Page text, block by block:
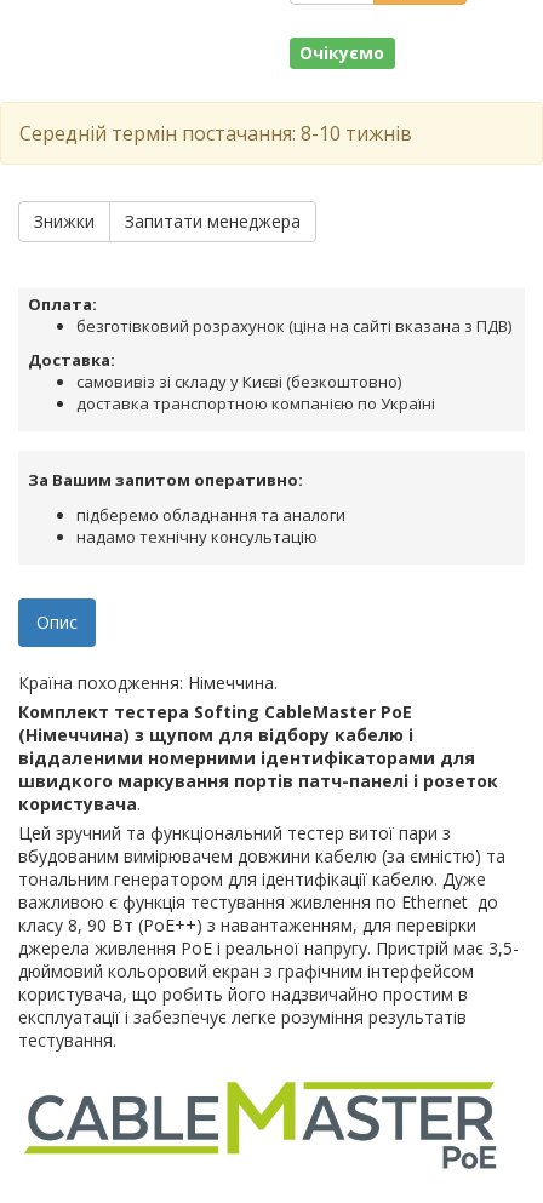
Очікуємо
Середній термін постачання: 8-10 тижнів
Знижки Запитати менеджера
Оплата:
безготівковий розрахунок (ціна на сайті вказана з ПДВ)
Доставка:
самовивіз зі складу у Києві (безкоштовно)
доставка транспортною компанією по Україні
За Вашим запитом оперативно:
підберемо обладнання та аналоги
надамо технічну консультацію
Опис
Країна походження: Німеччина.
Комплект тестера Softing CableMaster PoE
(Німеччина) з щупом для відбору кабелю і
віддаленими номерними ідентифікаторами для
швидкого маркування портів патч-панелі і розеток
користувача.
Цей зручний та функціональний тестер витої пари з
вбудованим вимірювачем довжини кабелю (за ємністю) та
тональним генератором для ідентифікації кабелю. Дуже
важливою є функція тестування живлення по Ethernet до
класу 8, 90 Вт (PoE++) з навантаженням, для перевірки
джерела живлення PoE і реальної напругу. Пристрій має 3,5-
дюймовий кольоровий екран з графічним інтерфейсом
користувача, що робить його надзвичайно простим в
експлуатації і забезпечує легке розуміння результатів
тестування.